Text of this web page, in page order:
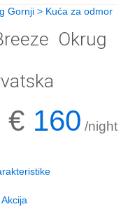
Gornji > Kuća za odmor
Okrug
€ 160 /night
Akcija